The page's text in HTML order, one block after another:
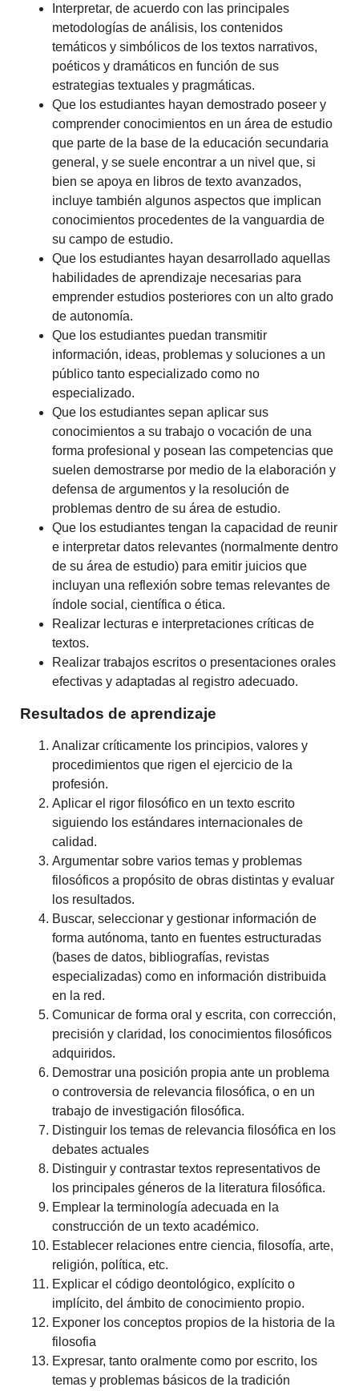
Interpretar, de acuerdo con las principales
metodologías de análisis, los contenidos
temáticos y simbólicos de los textos narrativos,
poéticos y dramáticos en función de sus
estrategias textuales y pragmáticas.
Que los estudiantes hayan demostrado poseer y
comprender conocimientos en un área de estudio
que parte de la base de la educación secundaria
general, y se suele encontrar a un nivel que, si
bien se apoya en libros de texto avanzados,
incluye también algunos aspectos que implican
conocimientos procedentes de la vanguardia de
su campo de estudio.
Que los estudiantes hayan desarrollado aquellas
habilidades de aprendizaje necesarias para
emprender estudios posteriores con un alto grado
de autonomía.
Que los estudiantes puedan transmitir
información, ideas, problemas y soluciones a un
público tanto especializado como no
especializado.
Que los estudiantes sepan aplicar sus
conocimientos a su trabajo o vocación de una
forma profesional y posean las competencias que
suelen demostrarse por medio de la elaboración y
defensa de argumentos y la resolución de
problemas dentro de su área de estudio.
Que los estudiantes tengan la capacidad de reunir
e interpretar datos relevantes (normalmente dentro
de su área de estudio) para emitir juicios que
incluyan una reflexión sobre temas relevantes de
índole social, científica o ética.
Realizar lecturas e interpretaciones críticas de
textos.
Realizar trabajos escritos o presentaciones orales
efectivas y adaptadas al registro adecuado.
Resultados de aprendizaje
Analizar críticamente los principios, valores y
procedimientos que rigen el ejercicio de la
profesión.
Aplicar el rigor filosófico en un texto escrito
siguiendo los estándares internacionales de
calidad.
Argumentar sobre varios temas y problemas
filosóficos a propósito de obras distintas y evaluar
los resultados.
Buscar, seleccionar y gestionar información de
forma autónoma, tanto en fuentes estructuradas
(bases de datos, bibliografías, revistas
especializadas) como en información distribuida
en la red.
Comunicar de forma oral y escrita, con corrección,
precisión y claridad, los conocimientos filosóficos
adquiridos.
Demostrar una posición propia ante un problema
o controversia de relevancia filosófica, o en un
trabajo de investigación filosófica.
Distinguir los temas de relevancia filosófica en los
debates actuales
Distinguir y contrastar textos representativos de
los principales géneros de la literatura filosófica.
Emplear la terminología adecuada en la
construcción de un texto académico.
Establecer relaciones entre ciencia, filosofía, arte,
religión, política, etc.
Explicar el código deontológico, explícito o
implícito, del ámbito de conocimiento propio.
Exponer los conceptos propios de la historia de la
filosofia
Expresar, tanto oralmente como por escrito, los
temas y problemas básicos de la tradición